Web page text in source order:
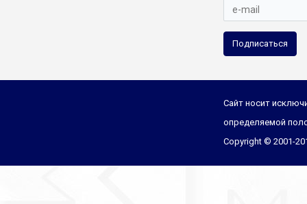
Подписаться
Сайт носит
определяемой
Copyright © 2001-